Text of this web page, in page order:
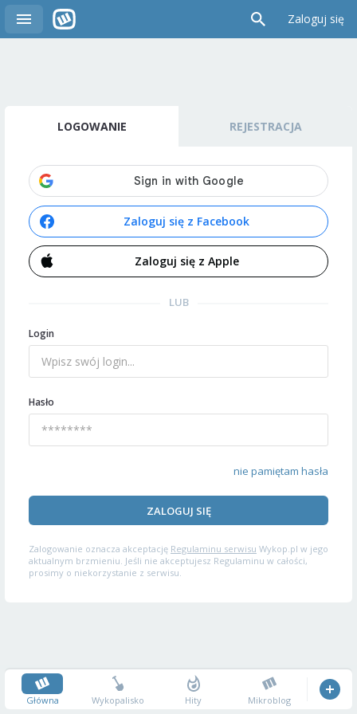
Zaloguj się
LOGOWANIE REJESTRACJA
Zaloguj się z Facebook
Zaloguj się z Apple
LUB
Login
Hasło
nie pamiętam hasła
ZALOGUJ SIĘ
Zalogowanie oznacza akceptację Regulaminu serwisu Wykop.pl w jego
aktualnym brzmieniu. Jeśli nie akceptujesz Regulaminu w całości,
prosimy o niekorzystanie z serwisu.
Główna Wykopalisko Hity Mikroblog